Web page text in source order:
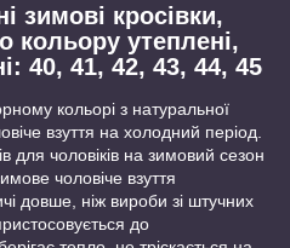
зимові кросівки,
кольору утеплені,
40, 41, 42, 43, 44, 45
кольорі з натуральної
взуття на холодний період.
для чоловіків на зимовий сезон
чоловіче взуття
довше, ніж вироби зі штучних
до